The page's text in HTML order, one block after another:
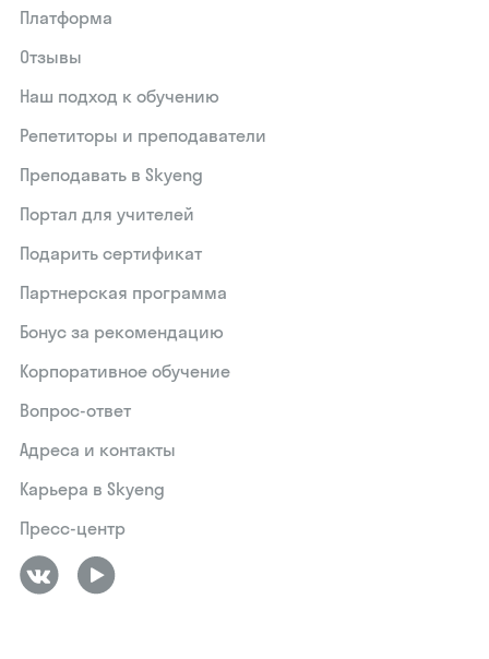
Платформа
Отзывы
Наш подход к обучению
Репетиторы и преподаватели
Преподавать в Skyeng
Портал для учителей
Подарить сертификат
Партнерская программа
Бонус за рекомендацию
Корпоративное обучение
Вопрос-ответ
Адреса и контакты
Карьера в Skyeng
Пресс-центр